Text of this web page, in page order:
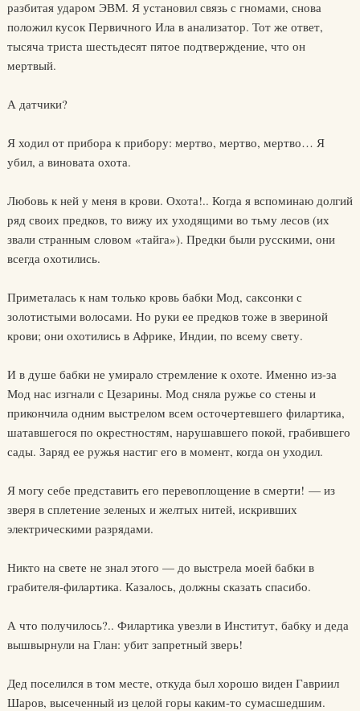
разбитая ударом ЭВМ. Я установил связь с гномами, снова
положил кусок Первичного Ила в анализатор. Тот же ответ,
тысяча триста шестьдесят пятое подтверждение, что он
мертвый.
А датчики?
Я ходил от прибора к прибору: мертво, мертво, мертво… Я
убил, а виновата охота.
Любовь к ней у меня в крови. Охота!.. Когда я вспоминаю долгий
ряд своих предков, то вижу их уходящими во тьму лесов (их
звали странным словом «тайга»). Предки были русскими, они
всегда охотились.
Приметалась к нам только кровь бабки Мод, саксонки с
золотистыми волосами. Но руки ее предков тоже в звериной
крови; они охотились в Африке, Индии, по всему свету.
И в душе бабки не умирало стремление к охоте. Именно из-за
Мод нас изгнали с Цезарины. Мод сняла ружье со стены и
прикончила одним выстрелом всем осточертевшего филартика,
шатавшегося по окрестностям, нарушавшего покой, грабившего
сады. Заряд ее ружья настиг его в момент, когда он уходил.
Я могу себе представить его перевоплощение в смерти! — из
зверя в сплетение зеленых и желтых нитей, искривших
электрическими разрядами.
Никто на свете не знал этого — до выстрела моей бабки в
грабителя-филартика. Казалось, должны сказать спасибо.
А что получилось?.. Филартика увезли в Институт, бабку и деда
вышвырнули на Глан: убит запретный зверь!
Дед поселился в том месте, откуда был хорошо виден Гавриил
Шаров, высеченный из целой горы каким-то сумасшедшим.